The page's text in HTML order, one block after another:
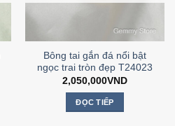
Bông tai gắn đá nổi bật
ngọc trai tròn đẹp T24023
2,050,000VND
ĐỌC TIẾP